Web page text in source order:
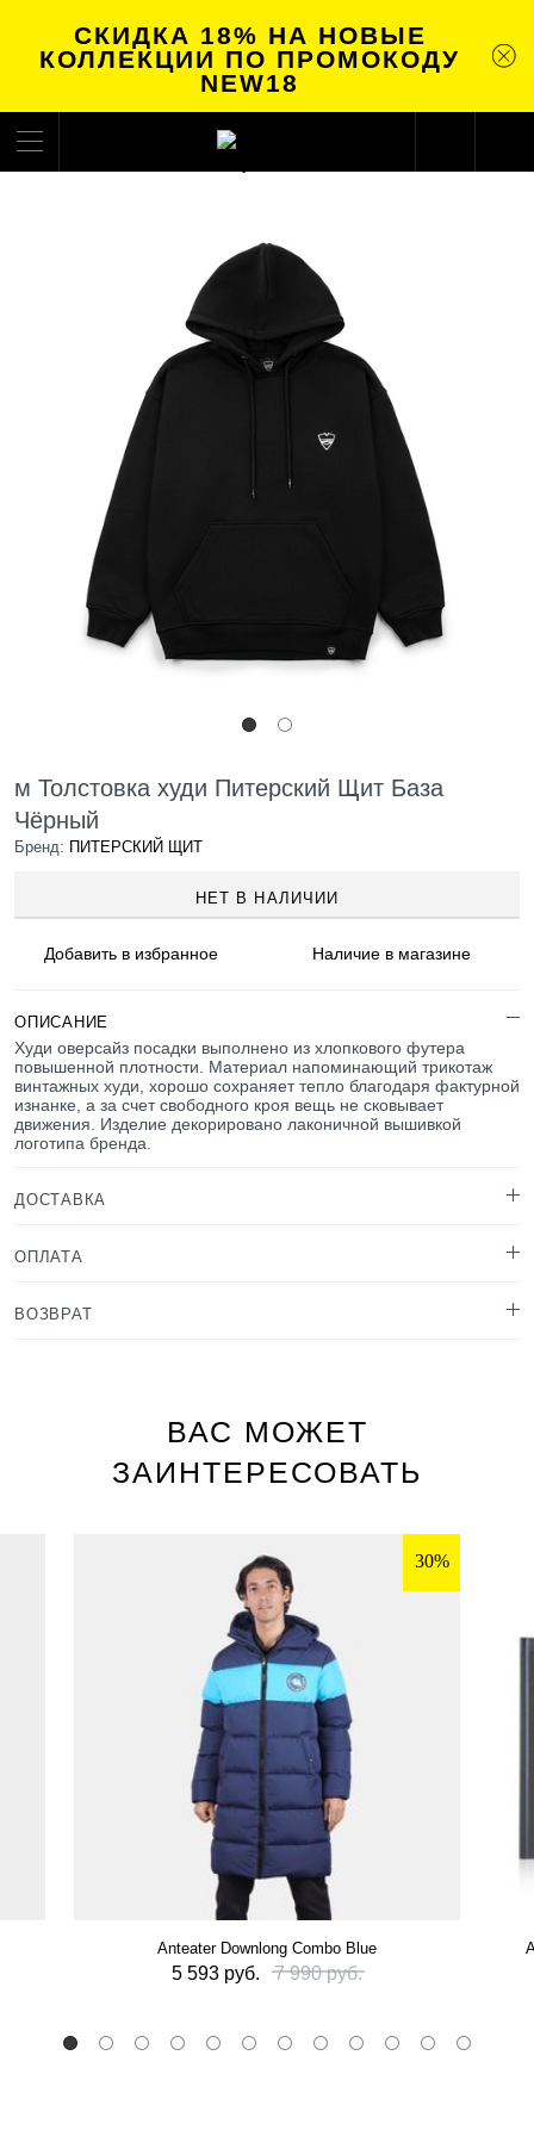
СКИДКА 18% НА НОВЫЕ
КОЛЛЕКЦИИ ПО ПРОМОКОДУ
NEW18
м Толстовка худи Питерский Щит База
Чёрный
Бренд: ПИТЕРСКИЙ ЩИТ
НЕТ В НАЛИЧИИ
Добавить в избранное Наличиев магазине
ОПИСАНИЕ
Худи оверсайз посадки выполнено из хлопкового футера
повышенной плотности. Материал напоминающий трикотаж
винтажных худи, хорошо сохраняет тепло благодаря фактурной
изнанке, а за счет свободного кроя вещь не сковывает
движения. Изделие декорировано лаконичной вышивкой
логотипа бренда.
ДОСТАВКА
ОПЛАТА
ВОЗВРАТ
ВАС МОЖЕТ
ЗАИНТЕРЕСОВАТЬ
30%
Anteater Downlong Combo Blue
5 593 руб. 7 990 руб.